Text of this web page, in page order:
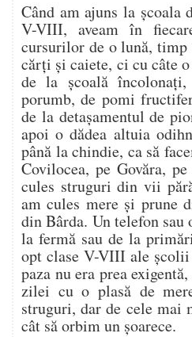
Când am ajuns la școala
V-VIII, aveam în
cursurilor de o lună, timp
cărți și caiete, ci cu câte
de la școală
porumb, de pomi
de la detașamentul de
apoi o dădea altuia
până la chindie, ca să
Covilocea, pe Govăra,
cules struguri din vii
am cules mere și prune
din Bârda. Un telefon sau
la fermă sau de la
opt clase V-VIII ale școlii
paza nu era prea
zilei cu o plasă de
struguri, dar de cele mai
cât să orbim un șoarece.